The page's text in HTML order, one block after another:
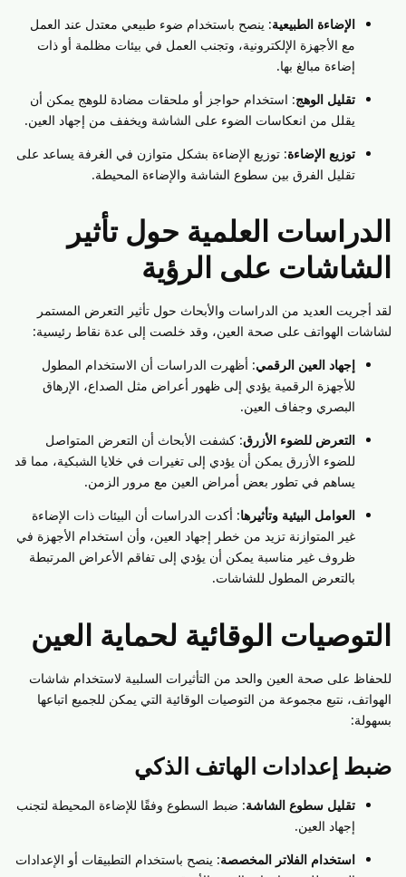
الإضاءة الطبيعية: ينصح باستخدام ضوء طبيعي معتدل عند العمل
مع الأجهزة الإلكترونية، وتجنب العمل في بيئات مظلمة أو ذات
إضاءة مبالغ بها.
تقليل الوهج: استخدام حواجز أو ملحقات مضادة للوهج يمكن أن
يقلل من انعكاسات الضوء على الشاشة ويخفف من إجهاد العين.
توزيع الإضاءة: توزيع الإضاءة بشكل متوازن في الغرفة يساعد على
تقليل الفرق بين سطوع الشاشة والإضاءة المحيطة.
الدراسات العلمية حول تأثير
الشاشات على الرؤية
لقد أجريت العديد من الدراسات والأبحاث حول تأثير التعرض المستمر
لشاشات الهواتف على صحة العين، وقد خلصت إلى عدة نقاط رئيسية:
إجهاد العين الرقمي: أظهرت الدراسات أن الاستخدام المطول
للأجهزة الرقمية يؤدي إلى ظهور أعراض مثل الصداع، الإرهاق
البصري وجفاف العين.
التعرض للضوء الأزرق: كشفت الأبحاث أن التعرض المتواصل
للضوء الأزرق يمكن أن يؤدي إلى تغيرات في خلايا الشبكية، مما قد
يساهم في تطور بعض أمراض العين مع مرور الزمن.
العوامل البيئية وتأثيرها: أكدت الدراسات أن البيئات ذات الإضاءة
غير المتوازنة تزيد من خطر إجهاد العين، وأن استخدام الأجهزة في
ظروف غير مناسبة يمكن أن يؤدي إلى تفاقم الأعراض المرتبطة
بالتعرض المطول للشاشات.
التوصيات الوقائية لحماية العين
للحفاظ على صحة العين والحد من التأثيرات السلبية لاستخدام شاشات
الهواتف، نتبع مجموعة من التوصيات الوقائية التي يمكن للجميع اتباعها
بسهولة:
ضبط إعدادات الهاتف الذكي
تقليل سطوع الشاشة: ضبط السطوع وفقًا للإضاءة المحيطة لتجنب
إجهاد العين.
استخدام الفلاتر المخصصة: ينصح باستخدام التطبيقات أو الإعدادات